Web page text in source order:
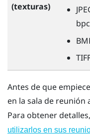
(texturas)
Antes de que
en la sala de reunión
Para obtener
utilizarlos en sus